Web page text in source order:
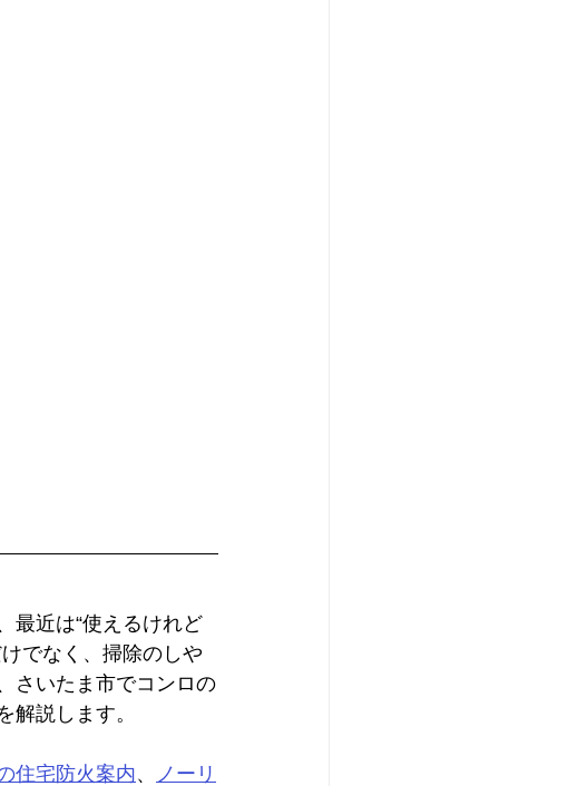
最近は“使えるけれど
でなく、掃除のしや
さいたま市でコンロの
解説します。
住宅防火案内、
ノーリ